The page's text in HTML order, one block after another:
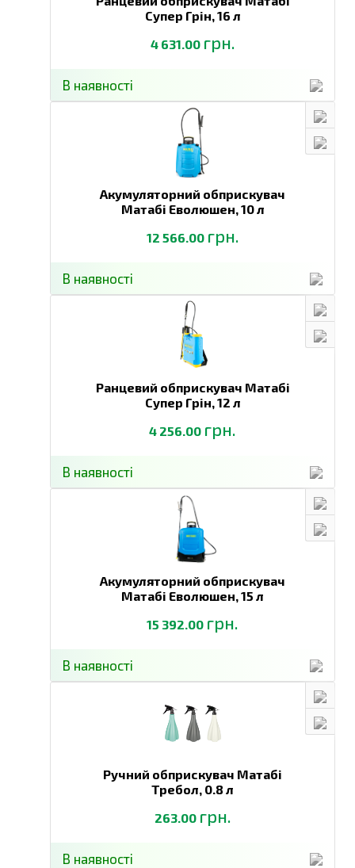
Супер Грін,16 л
4 631.00 грн.
В наявності
Акумуляторний обприскувач
Матабі Еволюшен,10 л
12 566.00 грн.
В наявності
Ранцевий обприскувач Матабі
Супер Грін,12 л
4 256.00 грн.
В наявності
Акумуляторний обприскувач
Матабі Еволюшен,15 л
15 392.00 грн.
В наявності
Ручний обприскувач Матабі
Требол, 0.8 л
263.00 грн.
В наявності